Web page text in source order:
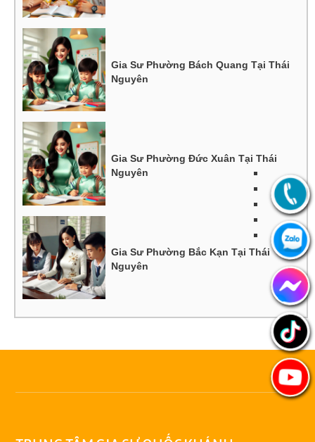
Gia Sư Phường Bách Quang Tại Thái
Nguyên
Gia Sư Phường Đức Xuân Tại Thái
Nguyên
Gia Sư Phường Bắc Kạn Tại Thái
Nguyên